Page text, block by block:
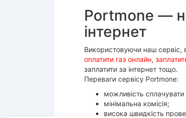
Portmone —
інтернет
Використовуючи наш сервіс,
оплатити газ онлайн,
заплатити за інтернет тощо.
Переваги сервісу Portmone:
можливість сплачувати
мінімальна комісія;
висока швидкість